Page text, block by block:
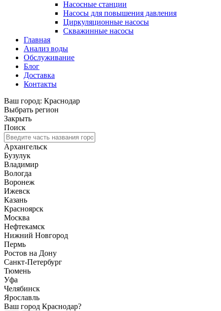
Насосные станции
Насосы для повышения давления
Циркуляционные насосы
Скважинные насосы
Главная
Анализ воды
Обслуживание
Блог
Доставка
Контакты
Ваш город: Краснодар
Выбрать регион
Закрыть
Поиск
Архангельск
Бузулук
Владимир
Вологда
Воронеж
Ижевск
Казань
Красноярск
Москва
Нефтекамск
Нижний Новгород
Пермь
Ростов на Дону
Санкт-Петербург
Тюмень
Уфа
Челябинск
Ярославль
Ваш город Краснодар?